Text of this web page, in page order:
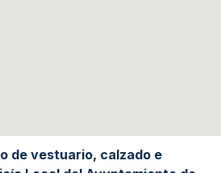
de vestuario, calzado e